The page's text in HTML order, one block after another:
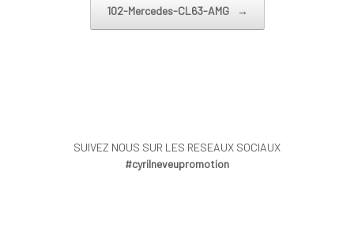
102-Mercedes-CL63-AMG →
SUIVEZ NOUS SUR LES RESEAUX SOCIAUX
#cyrilneveupromotion